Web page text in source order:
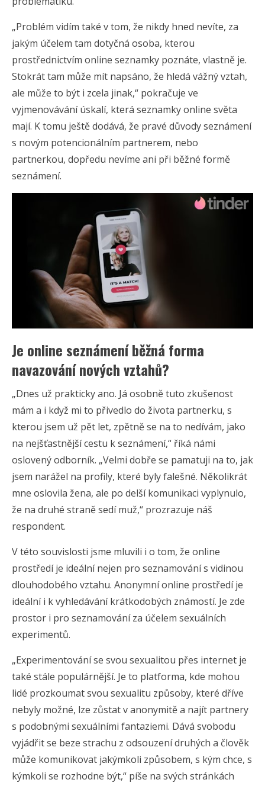
„Problém vidím také v tom, že nikdy hned nevíte, za
jakým účelem tam dotyčná osoba, kterou
prostřednictvím online seznamky poznáte, vlastně je.
Stokrát tam může mít napsáno, že hledá vážný vztah,
ale může to být i zcela jinak,“ pokračuje ve
vyjmenovávání úskalí, která seznamky online světa
mají. K tomu ještě dodává, že pravé důvody seznámení
s novým potencionálním partnerem, nebo
partnerkou, dopředu nevíme ani při běžné formě
seznámení.
Je online seznámení běžná forma
navazování nových vztahů?
„Dnes už prakticky ano. Já osobně tuto zkušenost
mám a i když mi to přivedlo do života partnerku, s
kterou jsem už pět let, zpětně se na to nedívám, jako
na nejšťastnější cestu k seznámení,“ říká námi
oslovený odborník. „Velmi dobře se pamatuji na to, jak
jsem narážel na profily, které byly falešné. Několikrát
mne oslovila žena, ale po delší komunikaci vyplynulo,
že na druhé straně sedí muž,“ prozrazuje náš
respondent.
V této souvislosti jsme mluvili i o tom, že online
prostředí je ideální nejen pro seznamování s vidinou
dlouhodobého vztahu. Anonymní online prostředí je
ideální i k vyhledávání krátkodobých známostí. Je zde
prostor i pro seznamování za účelem sexuálních
experimentů.
„Experimentování se svou sexualitou přes internet je
také stále populárnější. Je to platforma, kde mohou
lidé prozkoumat svou sexualitu způsoby, které dříve
nebyly možné, lze zůstat v anonymitě a najít partnery
s podobnými sexuálními fantaziemi. Dává svobodu
vyjádřit se beze strachu z odsouzení druhých a člověk
může komunikovat jakýmkoli způsobem, s kým chce, s
kýmkoli se rozhodne být,“ píše na svých stránkách